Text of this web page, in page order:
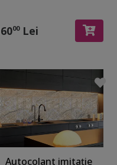
00Lei
Autocolant imitație